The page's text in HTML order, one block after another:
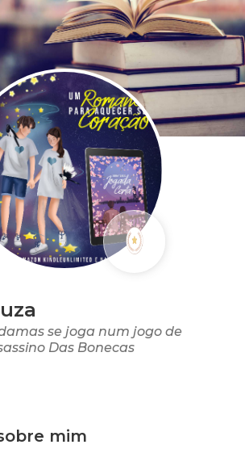
se joga num jogo de
Das Bonecas
mim